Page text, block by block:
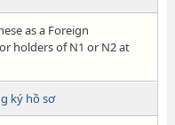
as a Foreign
holders of N1 or N2 at
ký hồ sơ